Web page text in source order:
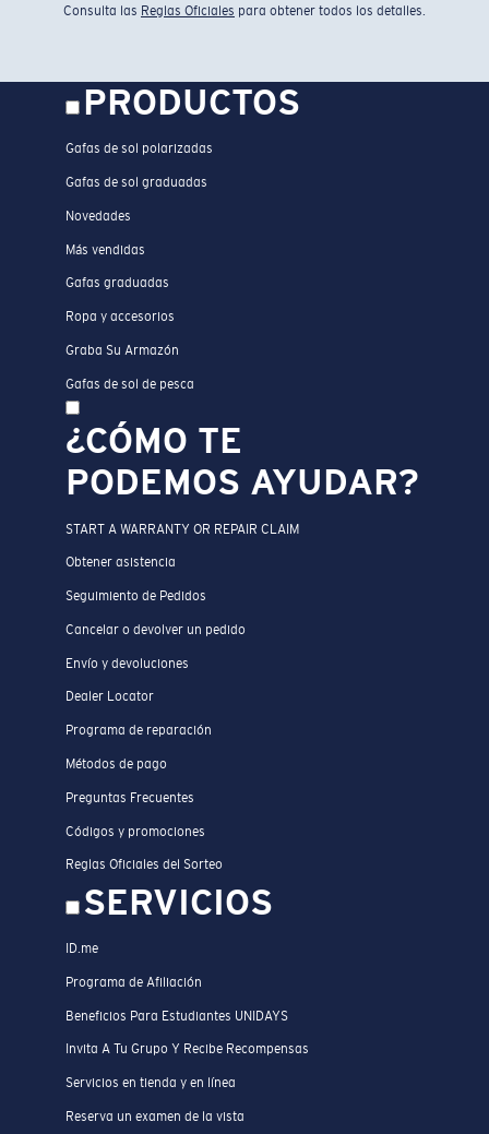
Consulta las Reglas Oficiales para obtener todos los detalles.
PRODUCTOS
Gafas de sol polarizadas
Gafas de sol graduadas
Novedades
Más vendidas
Gafas graduadas
Ropa y accesorios
Graba Su Armazón
Gafas de sol de pesca
¿CÓMO TE
PODEMOS AYUDAR?
START A WARRANTY OR REPAIR CLAIM
Obtener asistencia
Seguimiento de Pedidos
Cancelar o devolver un pedido
Envío y devoluciones
Dealer Locator
Programa de reparación
Métodos de pago
Preguntas Frecuentes
Códigos y promociones
Reglas Oficiales del Sorteo
SERVICIOS
ID.me
Programa de Afiliación
Beneficios Para Estudiantes UNIDAYS
Invita A Tu Grupo Y Recibe Recompensas
Servicios en tienda y en línea
Reserva un examen de la vista